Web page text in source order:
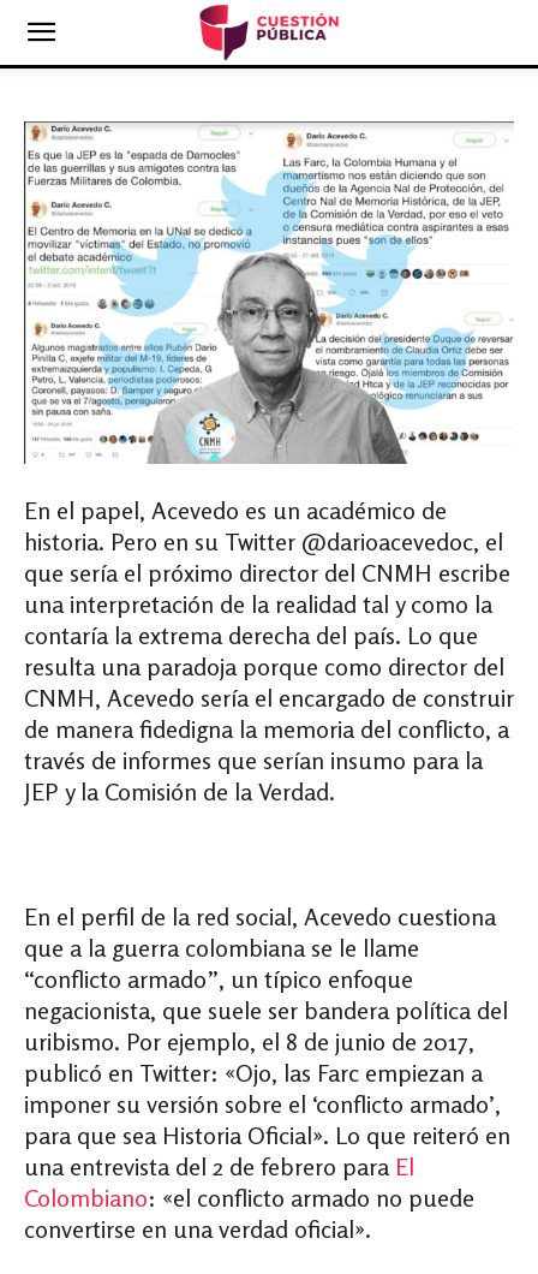
En el papel, Acevedo es un académico de
historia. Pero en su Twitter @darioacevedoc, el
que sería el próximo director del CNMH escribe
una interpretación de la realidad tal y como la
contaría la extrema derecha del país. Lo que
resulta una paradoja porque como director del
CNMH, Acevedo sería el encargado de construir
de manera fidedigna la memoria del conflicto, a
través de informes que serían insumo para la
JEP y la Comisión de la Verdad.
En el perfil de la red social, Acevedo cuestiona
que a la guerra colombiana se le llame
“conflicto armado”, un típico enfoque
negacionista, que suele ser bandera política del
uribismo. Por ejemplo, el 8 de junio de 2017,
publicó en Twitter: «Ojo, las Farc empiezan a
imponer su versión sobre el ‘conflicto armado’,
para que sea Historia Oficial». Lo que reiteró en
una entrevista del 2 de febrero para El
Colombiano: «el conflicto armado no puede
convertirse en una verdad oficial».